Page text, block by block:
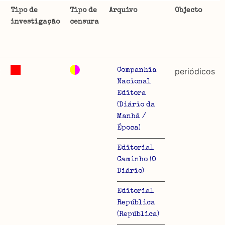
uma
Tipo de
investigação
Tipo de
censura
Arquivo Objecto
Companhia
Nacional
Editora
(Diário da
Manhã /
Época)
Editorial
Caminho (O
Diário)
Editorial
República
(República)
periódicos